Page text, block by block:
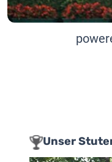
Unser